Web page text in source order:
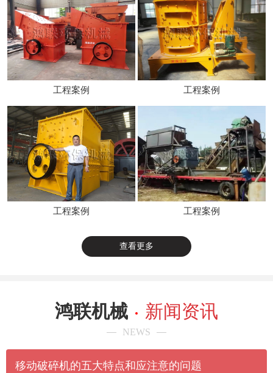
工程案例 工程案例
工程案例 工程案例
查看更多
鸿联机械 新闻资讯
NEWS
​移动破碎机的五大特点和应注意的问题